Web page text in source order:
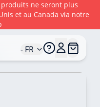
ne seront plus
et au Canada via notre
- FR